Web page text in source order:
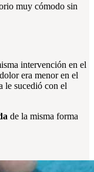
muy cómodo sin
intervención en el
era menor en el
le sucedió con el
de la misma forma